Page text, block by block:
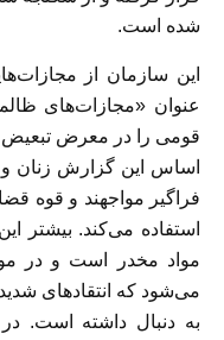
شده است.
این سازمان از
عنوان «مجازات‌های
قومی را در معرض تبعیض
اساس این گزارش زنان و
فراگیر مواجهند و قوه
استفاده می‌کند. بیشتر
مواد مخدر است و در
می‌شود که انتقادهای
به دنبال داشته است.